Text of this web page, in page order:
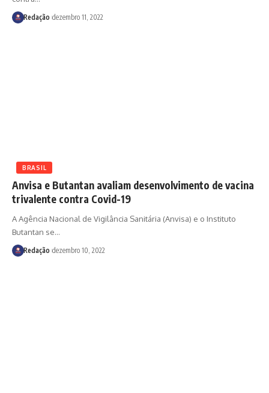
Redação dezembro 11, 2022
BRASIL
Anvisa e Butantan avaliam desenvolvimento de vacina
trivalente contra Covid-19
A Agência Nacional de Vigilância Sanitária (Anvisa) e o Instituto
Butantan se…
Redação dezembro 10, 2022